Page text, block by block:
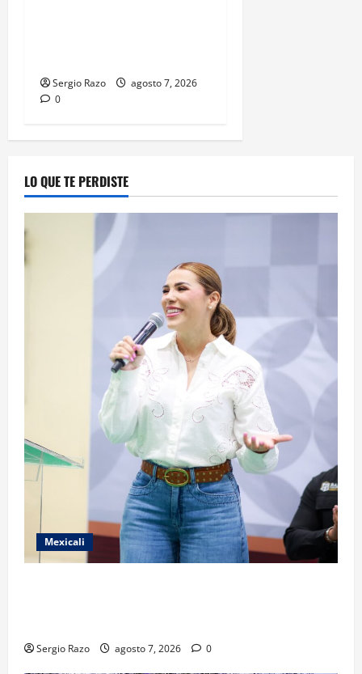
Sergio Razo
agosto 7, 2026
0
LO QUE TE PERDISTE
Mexicali
Sergio Razo agosto 7, 2026 0